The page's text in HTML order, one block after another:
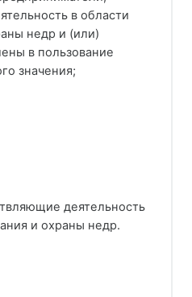
в области
недр и (или)
в пользование
значения;
деятельность
и охраны недр.